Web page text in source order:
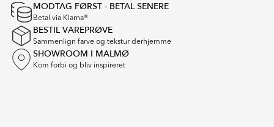
MODTAG FØRST - BETAL SENERE
Betal via Klarna®
BESTIL VAREPRØVE
Sammenlign farve og tekstur derhjemme
SHOWROOM I MALMØ
Kom forbi og bliv inspireret